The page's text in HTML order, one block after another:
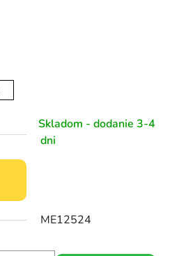
Skladom - dodanie 3-4
dni
ME12524